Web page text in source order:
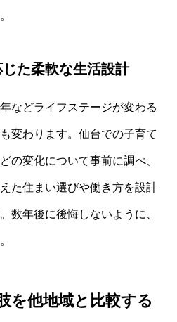
た柔軟な生活設計
などライフステージが変わる
変わります。仙台での子育て
の変化について事前に調べ、
た住まい選びや働き方を設計
数年後に後悔しないように、
を他地域と比較する